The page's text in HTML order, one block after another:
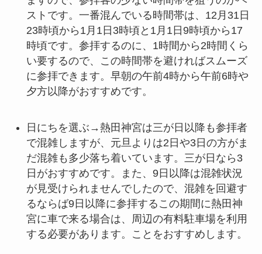
ストです。一番混んでいる時間帯は、12月31日
23時頃から1月1日3時頃と1月1日9時頃から17
時頃です。参拝するのに、1時間から2時間くら
い要するので、この時間帯を避ければスムーズ
に参拝できます。早朝の午前4時から午前6時や
夕方以降がおすすめです。
日にちを選ぶ→熱田神宮は三が日以降も参拝者
で混雑しますが、元旦よりは2日や3日の方がま
だ混雑も多少落ち着いています。三が日なら3
日がおすすめです。また、9日以降は混雑状況
が見受けられませんでしたので、混雑を回避す
るならば9日以降に参拝するこの期間に熱田神
宮に車で来る場合は、周辺の有料駐車場を利用
する必要があります。ことをおすすめします。